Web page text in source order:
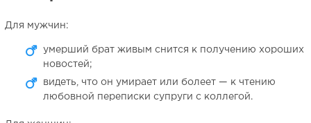
Для мужчин:
умерший брат живым снится к получению хороших
новостей;
видеть, что он умирает или болеет — к чтению
любовной переписки супруги с коллегой.